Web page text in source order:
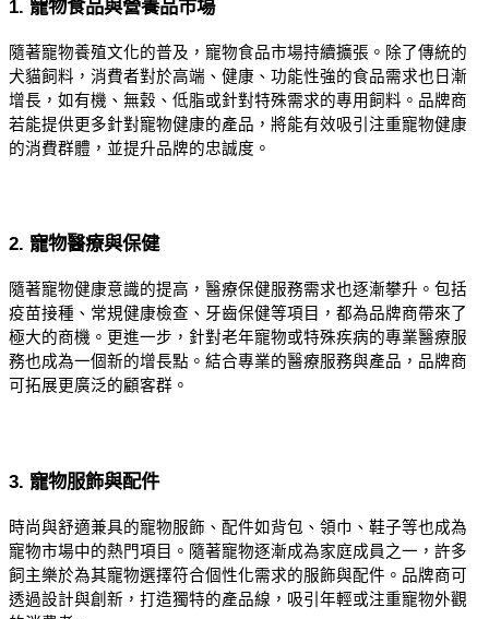
1. 寵物食品與營養品市場
隨著寵物養殖文化的普及，寵物食品市場持續擴張。除了傳統的
犬貓飼料，消費者對於高端、健康、功能性強的食品需求也日漸
增長，如有機、無穀、低脂或針對特殊需求的專用飼料。品牌商
若能提供更多針對寵物健康的產品，將能有效吸引注重寵物健康
的消費群體，並提升品牌的忠誠度。
2. 寵物醫療與保健
隨著寵物健康意識的提高，醫療保健服務需求也逐漸攀升。包括
疫苗接種、常規健康檢查、牙齒保健等項目，都為品牌商帶來了
極大的商機。更進一步，針對老年寵物或特殊疾病的專業醫療服
務也成為一個新的增長點。結合專業的醫療服務與產品，品牌商
可拓展更廣泛的顧客群。
3. 寵物服飾與配件
時尚與舒適兼具的寵物服飾、配件如背包、領巾、鞋子等也成為
寵物市場中的熱門項目。隨著寵物逐漸成為家庭成員之一，許多
飼主樂於為其寵物選擇符合個性化需求的服飾與配件。品牌商可
透過設計與創新，打造獨特的產品線，吸引年輕或注重寵物外觀